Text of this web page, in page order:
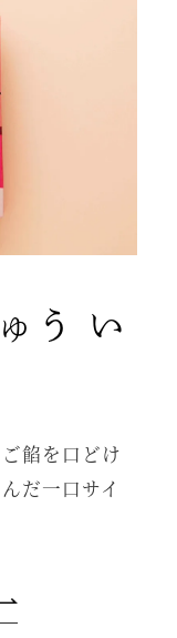
う い
餡を口どけ
だ一口サイ